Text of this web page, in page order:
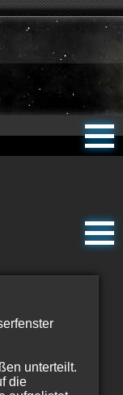
unterteilt.
die